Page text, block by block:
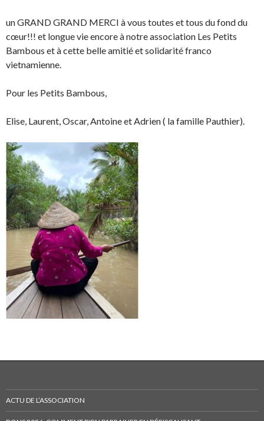
un GRAND GRAND MERCI à vous toutes et tous du fond du
cœur!!! et longue vie encore à notre association Les Petits
Bambous et à cette belle amitié et solidarité franco
vietnamienne.
Pour les Petits Bambous,
Elise, Laurent, Oscar, Antoine et Adrien ( la famille Pauthier).
ACTU DE L’ASSOCIATION